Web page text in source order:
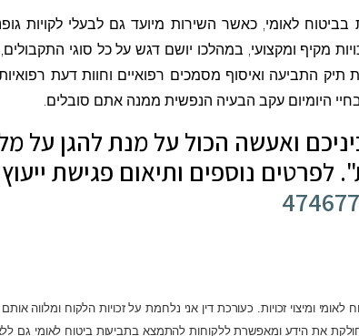
בביטוח לאומי, כאשר השירות מיועד גם לבעלי לקויות
מקיף ומקצועי, במהלכו יושם דגש על כל סוגי
התביעה ואיסוף מסמכים רפואיים וחוות דעת
היומיום עקב הבעיה הנפשית ממנה אתם סובלים.
ואעשה הכול על מנת להגן על
נוספים ותיאום פגישת
לאומי ומיצוי זכויות. כעורכת דין אני נלחמת על זכויות הלקוח ומלווה
את הידע ומאפשרת ללקוחות להתמצא בתביעות ביטוח לאומי גם ללא